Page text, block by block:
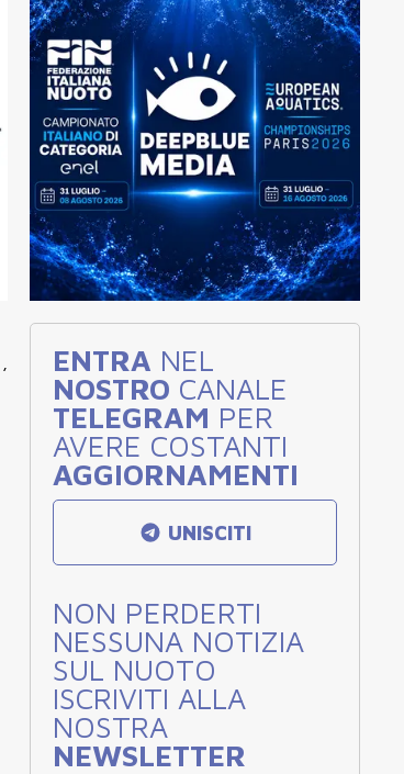
ENTRA NEL
NOSTRO CANALE
TELEGRAM PER
AVERE COSTANTI
AGGIORNAMENTI
UNISCITI
NON PERDERTI
NESSUNA NOTIZIA
SUL NUOTO
ISCRIVITI ALLA
NOSTRA
NEWSLETTER